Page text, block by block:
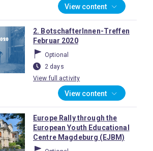
View content
2. BotschafterInnen-Treffen
Februar 2020
Optional
2 days
View full activity
View content
Europe Rally through the
European Youth Educational
Centre Magdeburg (EJBM)